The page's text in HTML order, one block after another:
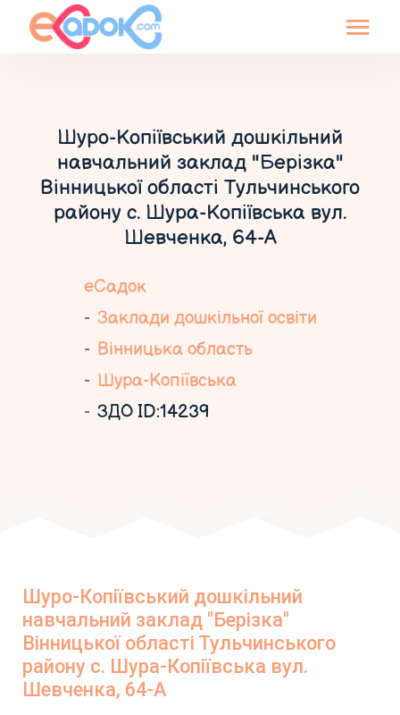
Шуро-Копіївський дошкільний
навчальний заклад "Берізка"
Вінницької області Тульчинського
району с. Шура-Копіївська вул.
Шевченка, 64-А
еСадок
Заклади дошкільної освіти
Вінницька область
Шура-Копіївська
ЗДО ID:14239
Шуро-Копіївський дошкільний
навчальний заклад "Берізка"
Вінницької області Тульчинського
району с. Шура-Копіївська вул.
Шевченка, 64-А